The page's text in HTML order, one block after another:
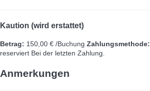
Kaution (wird erstattet)
Betrag: 150,00 € /Buchung Zahlungsmethode:
reserviert Bei der letzten Zahlung.
Anmerkungen